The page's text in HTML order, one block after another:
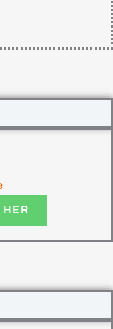
HER